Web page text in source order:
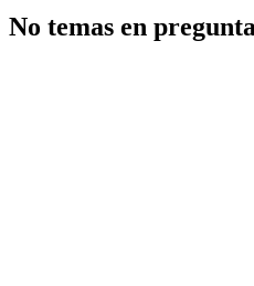
No temas en